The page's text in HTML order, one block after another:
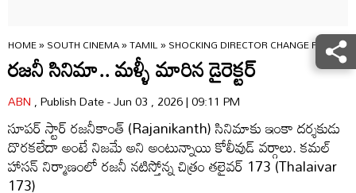
HOME»SOUTH CINEMA»TAMIL»SHOCKING DIRECTOR CHANGE FOR
రజనీ సినిమా.. మళ్ళీ మారిన డైరెక్టర్
ABN, Publish Date - Jun 03 , 2026 | 09:11 PM
సూపర్ స్టార్ రజనీకాంత్ (Rajanikanth) సినిమాకు ఇంకా దర్శకుడు
దొరకలేదా అంటే నిజమే అని అంటున్నాయి కోలీవుడ్ వర్గాలు. కమల్
హాసన్ నిర్మాణంలో రజనీ నటిస్తోన్న చిత్రం తలైవర్ 173 (Thalaivar
173)